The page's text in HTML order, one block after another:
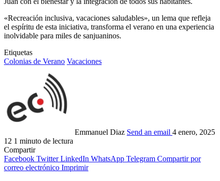
«Recreación inclusiva, vacaciones saludables», un lema que refleja
el espíritu de esta iniciativa, transforma el verano en una experiencia
inolvidable para miles de sanjuaninos.
Etiquetas
Colonias de Verano Vacaciones
Emmanuel Diaz Send an email 4 enero, 2025
12 1 minuto de lectura
Compartir
Facebook Twitter LinkedIn WhatsApp Telegram Compartir por
correo electrónico Imprimir